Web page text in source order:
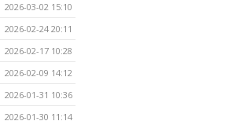
2026-03-02 15:10
2026-02-24 20:11
2026-02-17 10:28
2026-02-09 14:12
2026-01-31 10:36
2026-01-30 11:14